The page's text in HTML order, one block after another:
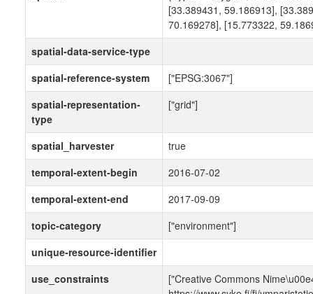
[33.389431, 59.186913],
70.169278], [15.773322,
spatial-data-service-type
spatial-reference-system
["EPSG:3067"]
spatial-representation-
type
["grid"]
spatial_harvester
true
temporal-extent-begin
2016-07-02
temporal-extent-end
2017-09-09
topic-category
["environment"]
unique-resource-identifier
use_constraints
["Creative Commons